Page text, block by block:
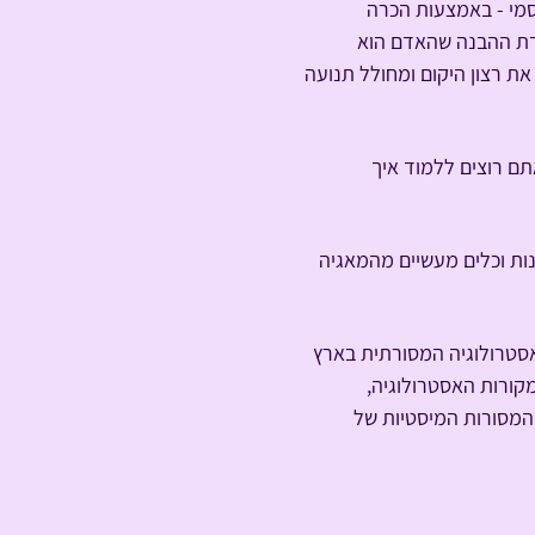
- באמצעות הכרה
ההבנה שהאדם הוא
רצון היקום ומחולל תנועה
רוצים ללמוד איך
וכלים מעשיים מהמאגיה
המסורתית בארץ
למקורות האסטרולוגיה,
המיסטיות של